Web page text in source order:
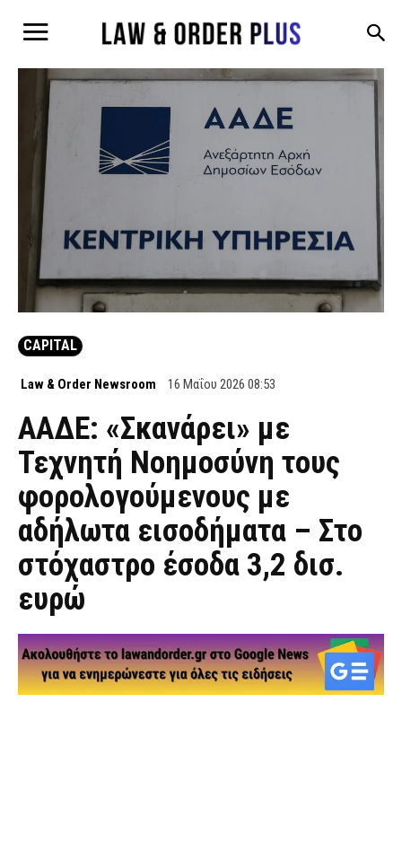
CAPITAL
Law & Order Newsroom 16 Μαΐου 2026 08:53
ΑΑΔΕ: «Σκανάρει» με
Τεχνητή Νοημοσύνη τους
φορολογούμενους με
αδήλωτα εισοδήματα – Στο
στόχαστρο έσοδα 3,2 δισ.
ευρώ